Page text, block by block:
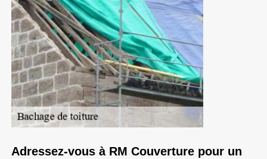
Adressez-vous à RM Couverture pour un